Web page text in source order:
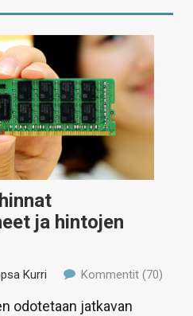
ja hintojen
Kurri Kommentit (70)
odotetaan jatkavan